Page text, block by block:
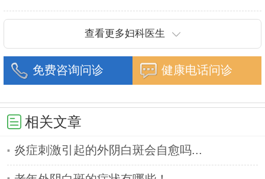
查看更多妇科医生
免费咨询问诊 健康电话问诊
相关文章
炎症刺激引起的外阴白斑会自愈吗...